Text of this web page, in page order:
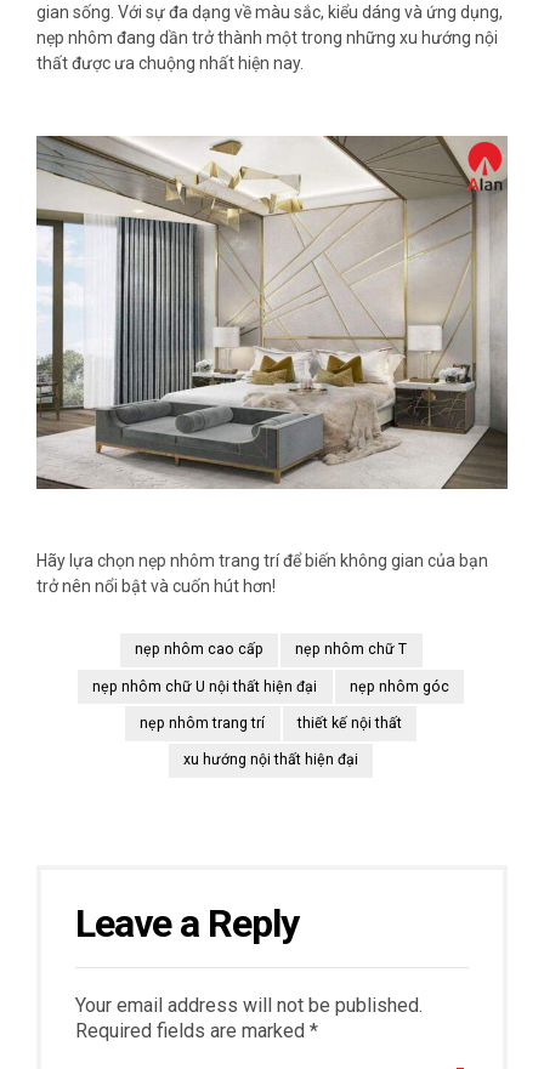
gian sống. Với sự đa dạng về màu sắc, kiểu dáng và ứng dụng,
nẹp nhôm đang dần trở thành một trong những xu hướng nội
thất được ưa chuộng nhất hiện nay.
Hãy lựa chọn nẹp nhôm trang trí để biến không gian của bạn
trở nên nổi bật và cuốn hút hơn!
nẹp nhôm cao cấp nẹp nhôm chữ T
nẹp nhôm chữ U nội thất hiện đại nẹp nhôm góc
nẹp nhôm trang trí thiết kế nội thất
xu hướng nội thất hiện đại
Leave a Reply
Your email address will not be published.
Required fields are marked *